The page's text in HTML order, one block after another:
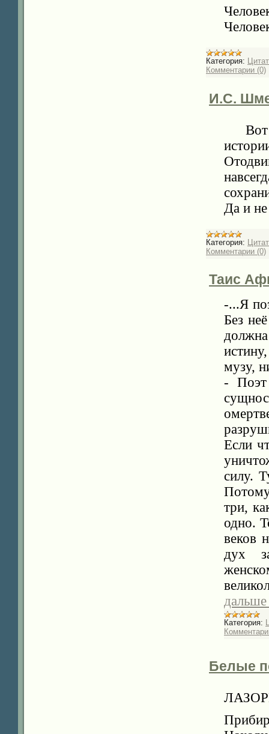
Категория:
Комментарии (0)
И.С.
Да и
Категория:
Комментарии (0)
Таис
-...Я
Без
музу,
- Поэт
Если
силу.
три,
одно.
веков
дух
Категория:
Белые